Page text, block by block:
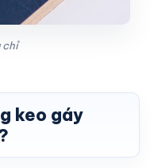
chỉ
keo gáy